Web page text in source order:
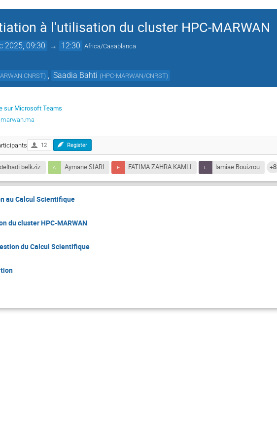
à l'utilisation du cluster HPC-MARWAN
2025, 09:30 → 12:30 Africa/Casablanca
CNRST) Saadia Bahti (HPC-MARWAN/CNRST)
sur Microsoft Teams
12 Register
belkziz Aymane SIARI FATIMA ZAHRA KAMLI lamiae Bouizrou +8
au Calcul Scientifique
du cluster HPC-MARWAN
du Calcul Scientifique